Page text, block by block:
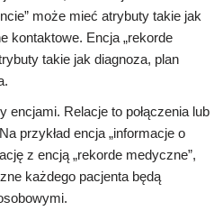
może mieć atrybuty takie jak
kontaktowe. Encja „rekorde
takie jak diagnoza, plan
encjami. Relacje to połączenia lub
przykład encja „informacje o
z encją „rekorde medyczne”,
każdego pacjenta będą